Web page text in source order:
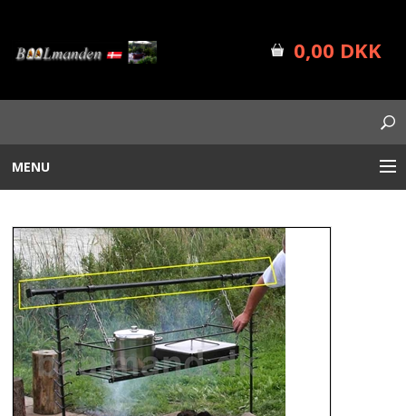
0,00 DKK
MENU
PLANTEKASSER
FORSIDE
SHOP INFO
NYHEDER